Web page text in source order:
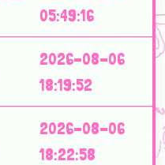
05:49:16
2026-08-06
18:19:52
2026-08-06
18:22:58